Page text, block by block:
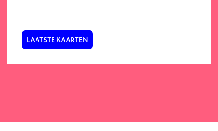
LAATSTE KAARTEN